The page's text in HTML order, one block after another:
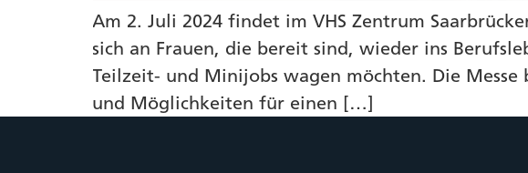
Am 2. Juli 2024 findet im VHS Zentrum
sich an Frauen, die bereit sind, wieder ins
Teilzeit- und Minijobs wagen möchten. Die
und Möglichkeiten für einen […]